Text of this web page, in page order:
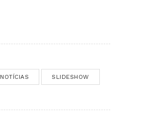
NOTÍCIAS SLIDESHOW